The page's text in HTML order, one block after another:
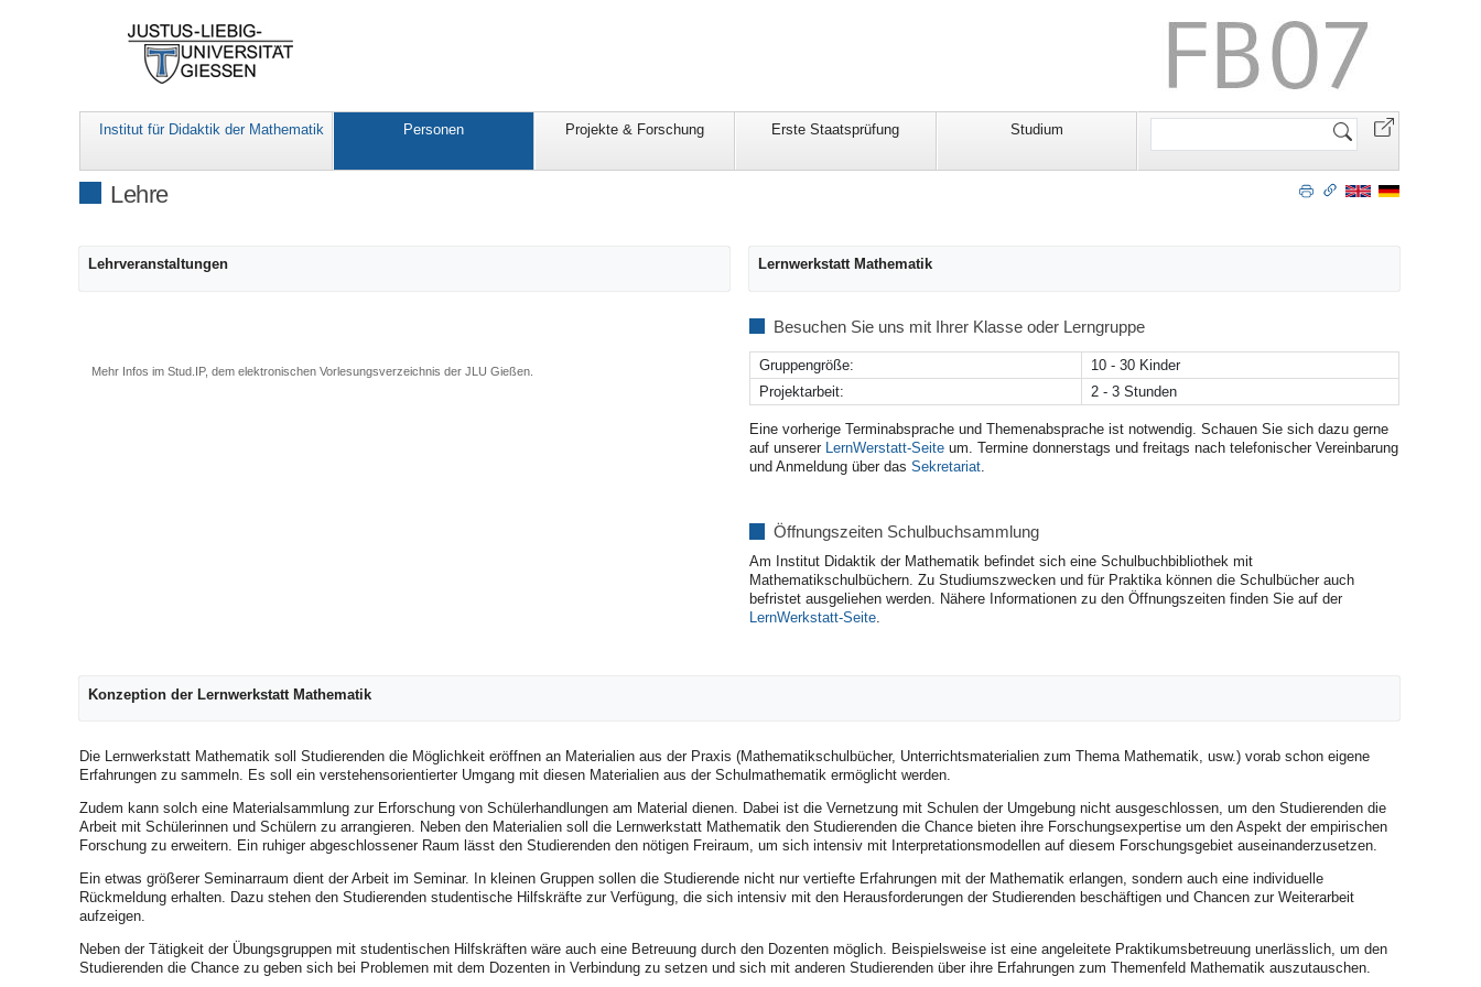
Institut für Didaktik der Mathematik Personen Projekte & Forschung Erste Staatsprüfung Studium
Website
Lehre
Lehrveranstaltungen
Mehr Infos im Stud.IP, dem elektronischen Vorlesungsverzeichnis der JLU Gießen.
Lernwerkstatt Mathematik
Besuchen Sie uns mit Ihrer Klasse oder Lerngruppe
Gruppengröße:
10 - 30 Kinder
Projektarbeit:
2 - 3 Stunden
Eine vorherige Terminabsprache und Themenabsprache ist notwendig. Schauen Sie sich dazu gerne
auf unserer
LernWerstatt-Seite um. Termine donnerstags und freitags nach telefonischer Vereinbarung
und Anmeldung über das Sekretariat
Öffnungszeiten Schulbuchsammlung
Am Institut Didaktik der Mathematik befindet sich eine Schulbuchbibliothek mit
Mathematikschulbüchern. Zu Studiumszwecken und für Praktika können die Schulbücher auch
befristet ausgeliehen werden. Nähere Informationen zu den Öffnungszeiten finden Sie auf der
LernWerkstatt-Seite
Konzeption der Lernwerkstatt Mathematik
Die Lernwerkstatt Mathematik soll Studierenden die Möglichkeit eröffnen an Materialien aus der Praxis (Mathematikschulbücher, Unterrichtsmaterialien zum Thema Mathematik, usw.) vorab schon eigene
Erfahrungen zu sammeln. Es soll ein verstehensorientierter Umgang mit diesen Materialien aus der Schulmathematik ermöglicht werden.
Zudem kann solch eine Materialsammlung zur Erforschung von Schülerhandlungen am Material dienen. Dabei ist die Vernetzung mit Schulen der Umgebung nicht ausgeschlossen, um den Studierenden die
Arbeit mit Schülerinnen und Schülern zu arrangieren. Neben den Materialien soll die Lernwerkstatt Mathematik den Studierenden die Chance bieten ihre Forschungsexpertise um den Aspekt der empirischen
Forschung zu erweitern. Ein ruhiger abgeschlossener Raum lässt den Studierenden den nötigen Freiraum, um sich intensiv mit Interpretationsmodellen auf diesem Forschungsgebiet auseinanderzusetzen.
Ein etwas größerer Seminarraum dient der Arbeit im Seminar. In kleinen Gruppen sollen die Studierende nicht nur vertiefte Erfahrungen mit der Mathematik erlangen, sondern auch eine individuelle
Rückmeldung erhalten. Dazu stehen den Studierenden studentische Hilfskräfte zur Verfügung, die sich intensiv mit den Herausforderungen der Studierenden beschäftigen und Chancen zur Weiterarbeit
aufzeigen.
Neben der Tätigkeit der Übungsgruppen mit studentischen Hilfskräften wäre auch eine Betreuung durch den Dozenten möglich. Beispielsweise ist eine angeleitete Praktikumsbetreuung unerlässlich, um den
Studierenden die Chance zu geben sich bei Problemen mit dem Dozenten in Verbindung zu setzen und sich mit anderen Studierenden über ihre Erfahrungen zum Themenfeld Mathematik auszutauschen.